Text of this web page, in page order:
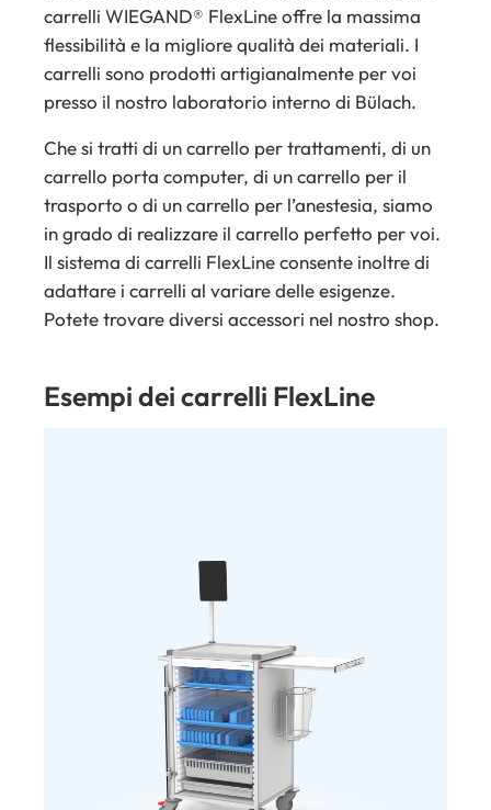
carrelli WIEGAND® FlexLine offre la massima
flessibilità e la migliore qualità dei materiali. I
carrelli sono prodotti artigianalmente per voi
presso il nostro laboratorio interno di Bülach.
Che si tratti di un carrello per trattamenti, di un
carrello porta computer, di un carrello per il
trasporto o di un carrello per l’anestesia, siamo
in grado di realizzare il carrello perfetto per voi.
Il sistema di carrelli FlexLine consente inoltre di
adattare i carrelli al variare delle esigenze.
Potete trovare diversi accessori nel nostro shop.
Esempi dei carrelli FlexLine